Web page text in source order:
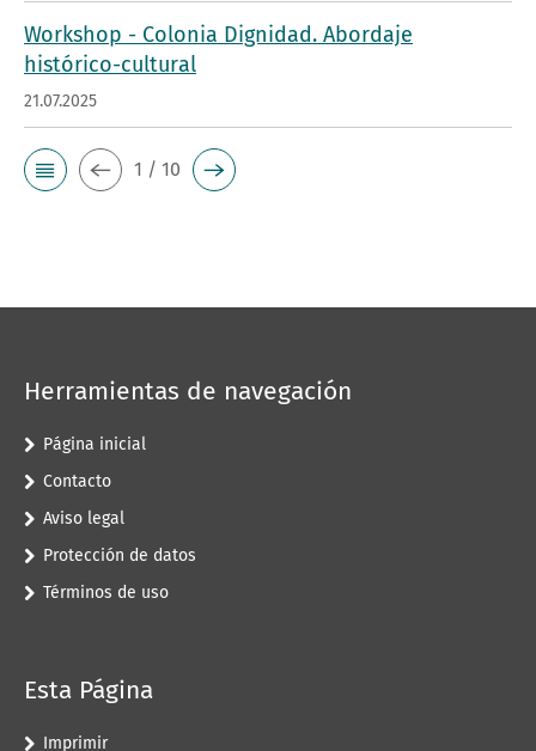
Workshop - Colonia Dignidad. Abordaje
histórico-cultural
21.07.2025
1 / 10
Herramientas de navegación
Página inicial
Contacto
Aviso legal
Protección de datos
Términos de uso
Esta Página
Imprimir